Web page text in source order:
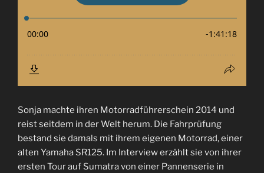
Sonja machte ihren Motorradführerschein 2014 und
reist seitdem in der Welt herum. Die Fahrprüfung
bestand sie damals mit ihrem eigenen Motorrad, einer
alten Yamaha SR125. Im Interview erzählt sie von ihrer
ersten Tour auf Sumatra von einer Pannenserie in